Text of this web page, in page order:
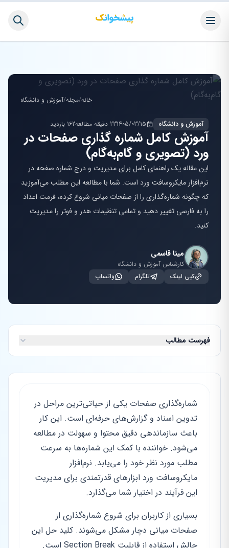
خانه/مجله/آموزش و دانشگاه
آموزش و دانشگاه 1405/03/1523 دقیقه مطالعه 162 بازدید
آموزش کامل شماره گذاری صفحات در
ورد (تصویری و گام‌به‌گام)
این مقاله یک راهنمای کامل برای مدیریت و درج شماره صفحه در
نرم‌افزار مایکروسافت ورد است. شما با مطالعه این مطلب می‌آموزید
که چگونه شماره‌گذاری را از صفحات میانی شروع کرده، فرمت اعداد
را به فارسی تغییر دهید و تمامی تنظیمات هدر و فوتر را مدیریت
کنید.
مینا قاسمی
کارشناس آموزش و دانشگاه
کپی لینک
تلگرام واتساپ
فهرست مطالب
شماره‌گذاری صفحات یکی از حیاتی‌ترین مراحل در
تدوین اسناد و گزارش‌های حرفه‌ای است. این کار
باعث سازماندهی دقیق محتوا و سهولت در مطالعه
می‌شود. خواننده با کمک این شماره‌ها به سرعت
مطلب مورد نظر خود را می‌یابد. نرم‌افزار
مایکروسافت ورد ابزارهای قدرتمندی برای مدیریت
این فرآیند در اختیار شما می‌گذارد.
بسیاری از کاربران برای شروع شماره‌گذاری از
صفحات میانی دچار مشکل می‌شوند. کلید حل این
چالش استفاده از قابلیت Section Break است.